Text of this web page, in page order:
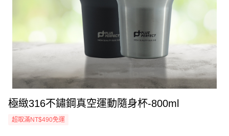
極緻316不鏽鋼真空運動隨身杯-800ml
超取滿NT$490免運